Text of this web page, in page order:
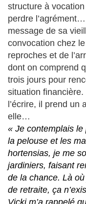
structure à
perdre
message de sa
convocation chez
reproches et de
dont on comprend
trois jours pour
situation financière.
l’écrire, il prend
elle…
« Je contemplais
la pelouse et les
hortensias, je me
jardiniers, faisant
de la chance. Là
de retraite, ça